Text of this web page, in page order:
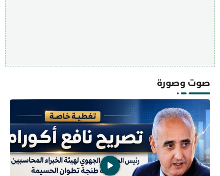
صوت وصورة